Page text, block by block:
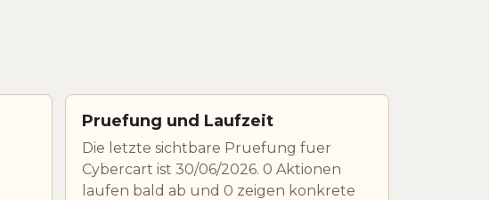
Pruefung und Laufzeit
Die letzte sichtbare Pruefung fuer
Cybercart ist 30/06/2026. 0 Aktionen
laufen bald ab und 0 zeigen konkrete